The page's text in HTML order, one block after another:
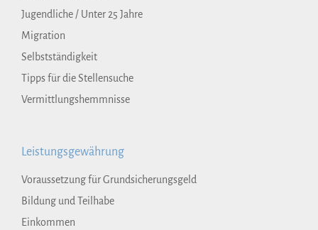
Jugendliche / Unter 25 Jahre
Migration
Selbstständigkeit
Tipps für die Stellensuche
Vermittlungshemmnisse
Leistungsgewährung
Voraussetzung für Grundsicherungsgeld
Bildung und Teilhabe
Einkommen